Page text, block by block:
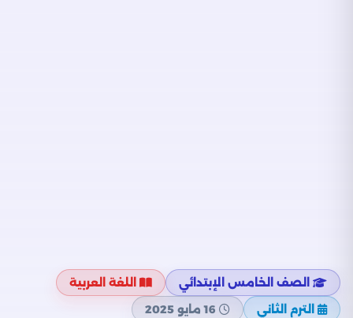
الصف الخامس الإبتدائي
اللغة العربية
الترم الثاني
16 مايو 2025